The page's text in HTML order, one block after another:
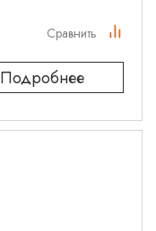
Подробнее
Сравнить